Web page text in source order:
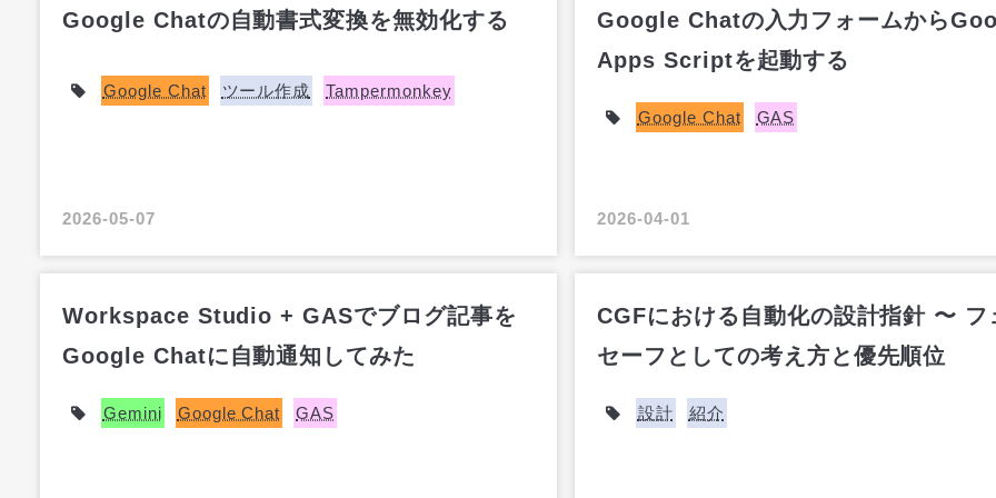
Google Chatの自動書式変換を無効化する
Google Chat ツール作成 Tampermonkey
2026-05-07
Google Chatの入力フォームから
Apps Scriptを起動する
Google Chat GAS
2026-04-01
Workspace Studio + GASでブログ記事を
Google Chatに自動通知してみた
Gemini Google Chat GAS
CGFにおける自動化の設計指針 〜 フ
セーフとしての考え方と優先順位
設計 紹介